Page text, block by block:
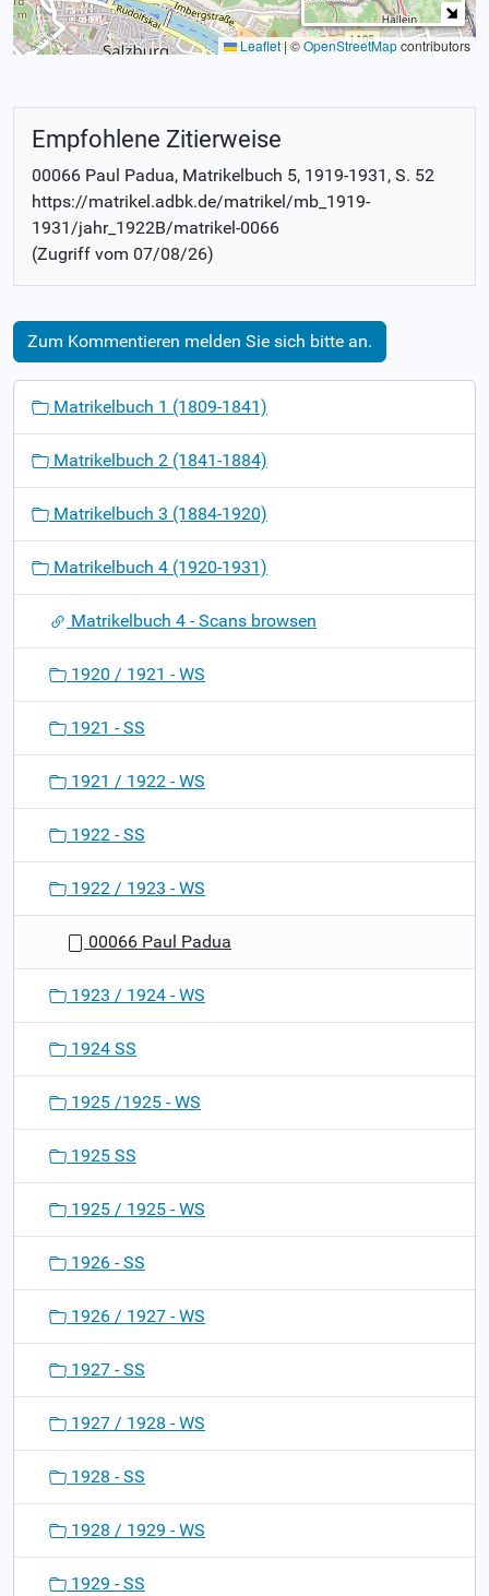
Leaflet|©OpenStreetMapcontributors
Empfohlene Zitierweise
00066 Paul Padua, Matrikelbuch 5, 1919-1931 , S. 52
https://matrikel.adbk.de/matrikel/mb_1919-
1931/jahr_1922B/matrikel-0066
(Zugriff vom 07/08/26)
Zum Kommentieren melden Sie sich bitte an.
o
Matrikelbuch 1 (1809-1841)
Matrikelbuch 2 (1841-1884)
Matrikelbuch 3 (1884-1920)
Matrikelbuch 4 (1920-1931)
Matrikelbuch 4 - Scans browsen
1920 / 1921 - WS
1921 - SS
1921 / 1922 - WS
1922 - SS
1922 / 1923 - WS
00066 Paul Padua
1923 / 1924 - WS
1924 SS
1925 /1925 - WS
1925 SS
1925 / 1925 - WS
1926 - SS
1926 / 1927 - WS
1927 - SS
1927 / 1928 - WS
1928 - SS
1928 / 1929 - WS
1929 - SS